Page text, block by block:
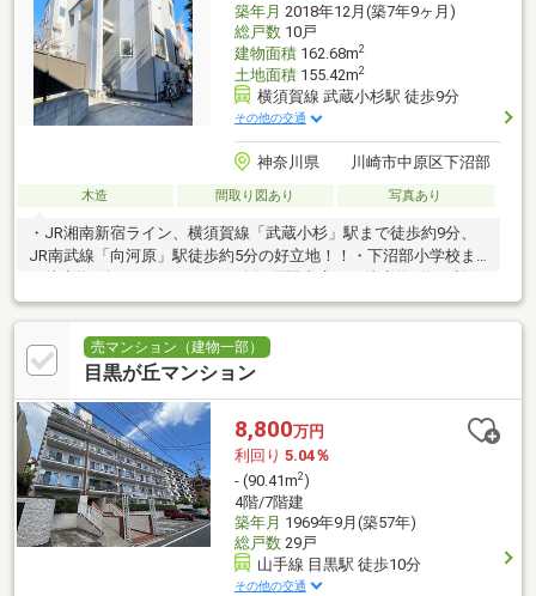
築年月 2018年12月(築7年9ヶ月)
総戸数10戸
建物面積162.68m2
土地面積155.42m2
横須賀線 武蔵小杉駅 徒歩9分
その他の交通
神奈川県 川崎市中原区下沼部
木造 間取り図あり 写真あり
・JR湘南新宿ライン、横須賀線「武蔵小杉」駅まで徒歩約9分、
JR南武線「向河原」駅徒歩約5分の好立地！！・下沼部小学校ま
性が高いです！・各お部屋にロフトが付いており、面積を上手に
活用した間取りとなっております！・平成30年築の築浅物件で
す！・現況年間収入9，342，000円 現行利回り5.19％です！
（2026年7月31日時点）
売マンション（建物一部）
目黒が丘マンション
8,800万円
利回り 5.04％
- (90.41m2)
4階/7階建
築年月 1969年9月(築57年)
総戸数29戸
山手線 目黒駅 徒歩10分
その他の交通